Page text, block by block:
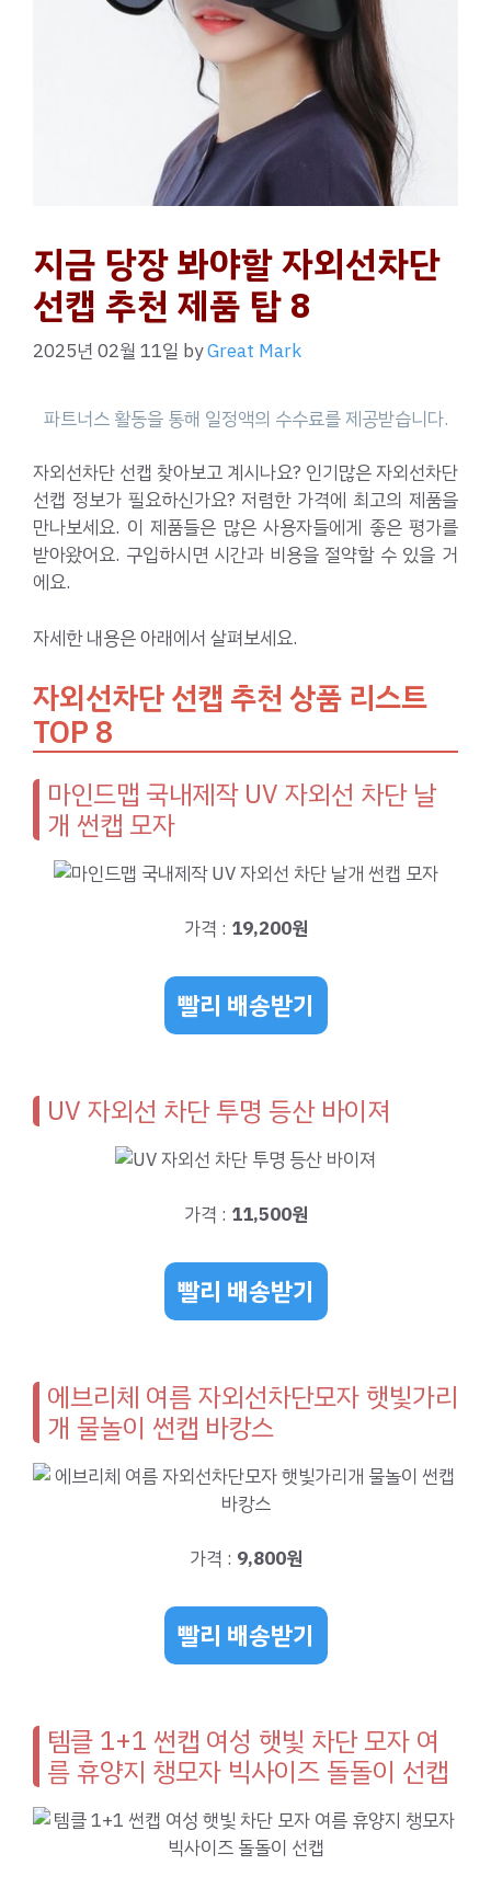
지금 당장 봐야할 자외선차단
선캡 추천 제품 탑 8
2025년 02월 11일 byGreat Mark
자외선차단 선캡 찾아보고 계시나요? 인기많은 자외선차단
선캡 정보가 필요하신가요? 저렴한 가격에 최고의 제품을
만나보세요. 이 제품들은 많은 사용자들에게 좋은 평가를
받아왔어요. 구입하시면 시간과 비용을 절약할 수 있을 거
에요.
자세한 내용은 아래에서 살펴보세요.
자외선차단 선캡 추천 상품 리스트
TOP 8
마인드맵 국내제작 UV 자외선 차단 날
개 썬캡 모자
가격 : 19,200원
빨리 배송받기
UV 자외선 차단 투명 등산 바이져
가격 : 11,500원
빨리 배송받기
에브리체 여름 자외선차단모자 햇빛가리
개 물놀이 썬캡 바캉스
가격 : 9,800원
빨리 배송받기
템클 1+1 썬캡 여성 햇빛 차단 모자 여
름 휴양지 챙모자 빅사이즈 돌돌이 선캡